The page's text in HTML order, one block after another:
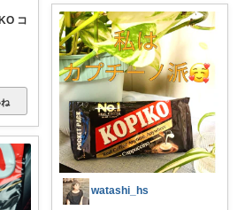
コ
watashi_hs